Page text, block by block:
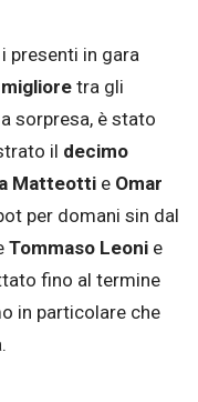
presenti in gara
tra gli
sorpresa, è stato
il decimo
Matteotti e Omar
per domani sin dal
Tommaso Leoni e
fino al termine
in particolare che